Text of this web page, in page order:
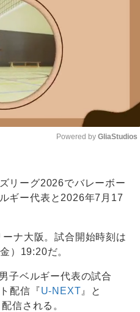
Powered by GliaStudios
リーグ2026でバレーボー
ギー代表と2026年7月17
ナ大阪。試合開始時刻は
）19:20だ。
子ベルギー代表の試合
配信『U-NEXT 』と
信される。